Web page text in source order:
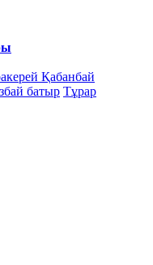
Қабанбай
батыр Тұрар